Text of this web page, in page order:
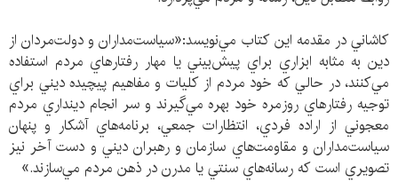
كاشاني در مقدمه اين كتاب مي‌نويسد:«سياست‌مداران و دولت‌مردان از
دين به مثابه ابزاري براي پيش‌بيني يا مهار رفتار‌هاي مردم استفاده
مي‌‌كنند، در حالي كه خود مردم از كليات و مفاهيم پيچيده ديني براي
توجيه رفتار‌هاي روزمره خود بهره مي‌گيرند و سر انجام دينداري مردم
معجوني از اراده فردي، انتظارات جمعي، برنامه‌هاي آشكار و پنهان
سياست‌مداران و مقاومت‌هاي سازمان و رهبران ديني و دست آخر نيز
تصويري است كه رسانه‌هاي سنتي يا مدرن در ذهن مردم مي‌سازند.»